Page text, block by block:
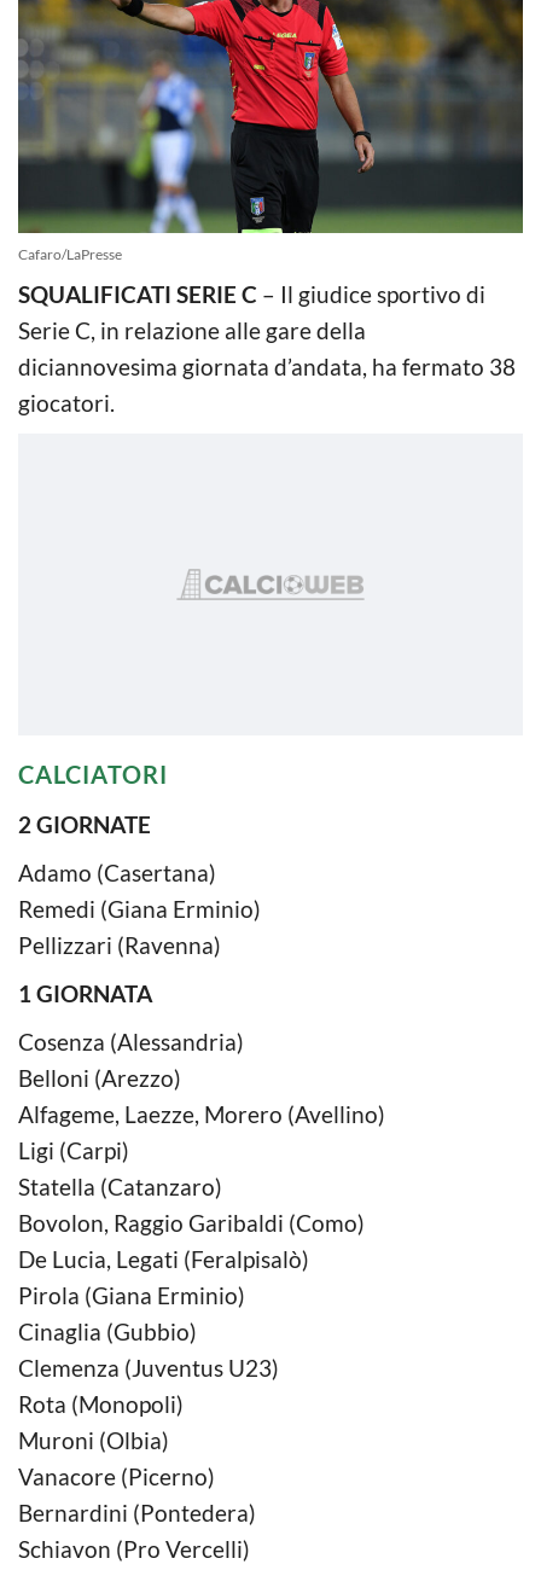
Cafaro/LaPresse
SQUALIFICATI SERIE C – Il giudice sportivo di
Serie C, in relazione alle gare della
diciannovesima giornata d’andata, ha fermato 38
giocatori.
CALCIATORI
2 GIORNATE
Adamo (Casertana)
Remedi (Giana Erminio)
Pellizzari (Ravenna)
1 GIORNATA
Cosenza (Alessandria)
Belloni (Arezzo)
Alfageme, Laezze, Morero (Avellino)
Ligi (Carpi)
Statella (Catanzaro)
Bovolon, Raggio Garibaldi (Como)
De Lucia, Legati (Feralpisalò)
Pirola (Giana Erminio)
Cinaglia (Gubbio)
Clemenza (Juventus U23)
Rota (Monopoli)
Muroni (Olbia)
Vanacore (Picerno)
Bernardini (Pontedera)
Schiavon (Pro Vercelli)